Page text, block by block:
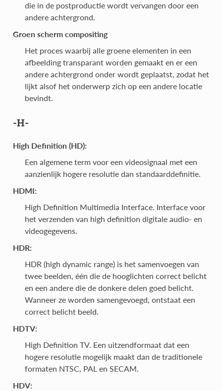
die in de postproductie wordt vervangen door een
andere achtergrond.
Groen scherm compositing
Het proces waarbij alle groene elementen in een
afbeelding transparant worden gemaakt en er een
andere achtergrond onder wordt geplaatst, zodat het
lijkt alsof het onderwerp zich op een andere locatie
bevindt.
-H-
High Definition (HD):
Een algemene term voor een videosignaal met een
aanzienlijk hogere resolutie dan standaarddefinitie.
HDMI:
High Definition Multimedia Interface. Interface voor
het verzenden van high definition digitale audio- en
videogegevens.
HDR:
HDR (high dynamic range) is het samenvoegen van
twee beelden, één die de hooglichten correct belicht
en een andere die de donkere delen goed belicht.
Wanneer ze worden samengevoegd, ontstaat een
correct belicht beeld.
HDTV:
High Definition TV. Een uitzendformaat dat een
hogere resolutie mogelijk maakt dan de traditionele
formaten NTSC, PAL en SECAM.
HDV: